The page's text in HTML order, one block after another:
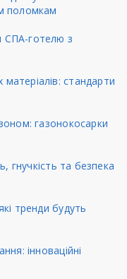
поломкам
СПА-готелю з
стандарти
газонокосарки
гнучкість та безпека
тренди будуть
інноваційні